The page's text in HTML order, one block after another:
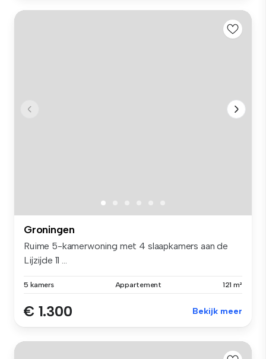
Groningen
Ruime 5-kamerwoning met 4 slaapkamers aan de
Lijzijde 11 ...
5 kamers Appartement 121 m²
€ 1.300 Bekijk meer